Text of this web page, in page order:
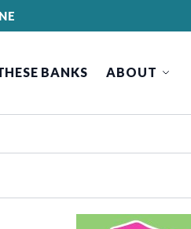
BANKS ABOUT